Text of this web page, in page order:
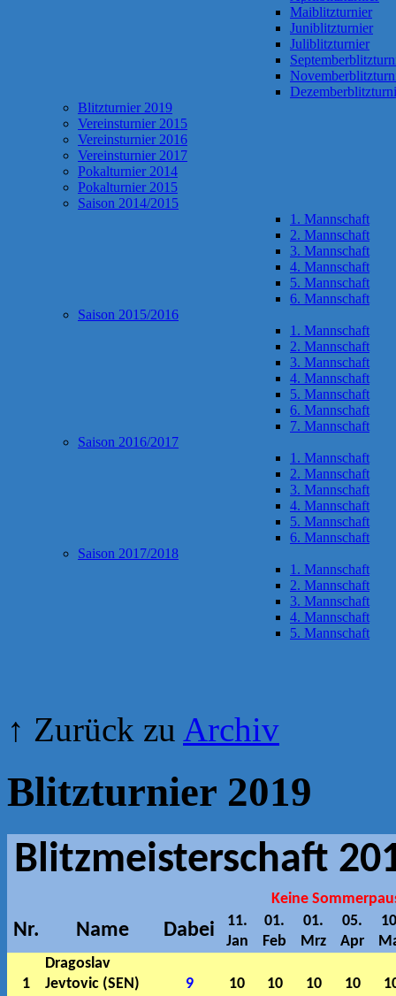
Maiblitzturnier
Juniblitzturnier
Juliblitzturnier
Blitzturnier 2019
Vereinsturnier 2015
Vereinsturnier 2016
Vereinsturnier 2017
Pokalturnier 2014
Pokalturnier 2015
Saison 2014/2015
1. Mannschaft
2. Mannschaft
3. Mannschaft
4. Mannschaft
5. Mannschaft
6. Mannschaft
Saison 2015/2016
1. Mannschaft
2. Mannschaft
3. Mannschaft
4. Mannschaft
5. Mannschaft
6. Mannschaft
7. Mannschaft
Saison 2016/2017
1. Mannschaft
2. Mannschaft
3. Mannschaft
4. Mannschaft
5. Mannschaft
6. Mannschaft
Saison 2017/2018
1. Mannschaft
2. Mannschaft
3. Mannschaft
4. Mannschaft
5. Mannschaft
↑ Zurück zu Archiv
Blitzturnier 2019
Blitzmeisterschaft
Keine
Nr. Name Dabei
11.
Jan
01.
Feb
01.
Mrz
05.
Apr
1
Dragoslav
Jevtovic (SEN)
9 10 10 10 10